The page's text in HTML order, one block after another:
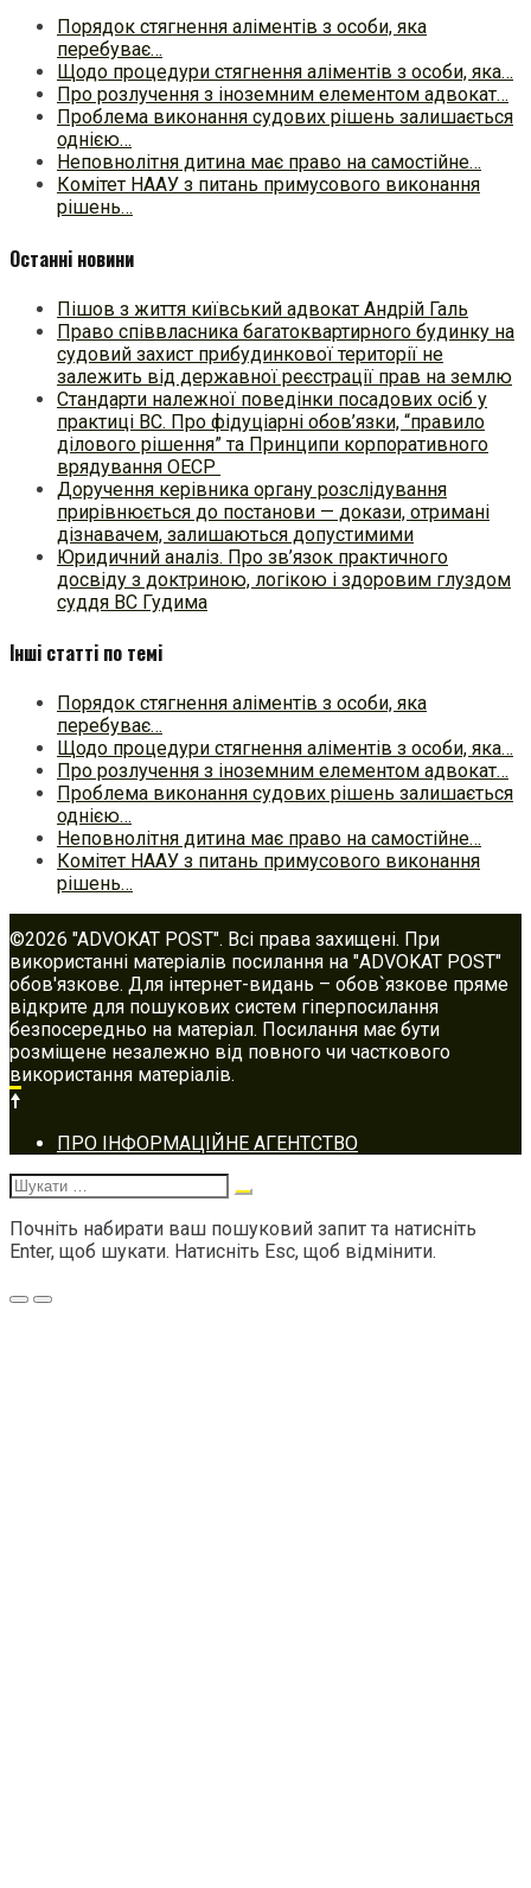
Порядок стягнення аліментів з особи, яка
перебуває…
Щодо процедури стягнення аліментів з особи, яка…
Про розлучення з іноземним елементом адвокат…
Проблема виконання судових рішень залишається
однією…
Неповнолітня дитина має право на самостійне…
Комітет НААУ з питань примусового виконання
рішень…
Останні новини
Пішов з життя київський адвокат Андрій Галь
Право співвласника багатоквартирного будинку на
судовий захист прибудинкової території не
залежить від державної реєстрації прав на землю
Стандарти належної поведінки посадових осіб у
практиці ВC. Про фідуціарні обов’язки, “правило
ділового рішення” та Принципи корпоративного
врядування ОЕСР
Доручення керівника органу розслідування
прирівнюється до постанови — докази, отримані
дізнавачем, залишаються допустимими
Юридичний аналіз. Про зв’язок практичного
досвіду з доктриною, логікою і здоровим глуздом
суддя ВС Гудима
Інші статті по темі
Порядок стягнення аліментів з особи, яка
перебуває…
Щодо процедури стягнення аліментів з особи, яка…
Про розлучення з іноземним елементом адвокат…
Проблема виконання судових рішень залишається
однією…
Неповнолітня дитина має право на самостійне…
Комітет НААУ з питань примусового виконання
рішень…
©2026 "ADVOKAT POST". Всі права захищені. При
використанні матеріалів посилання на "ADVOKAT POST"
обов'язкове. Для інтернет-видань – обов`язкове пряме
відкрите для пошукових систем гіперпосилання
безпосередньо на матеріал. Посилання має бути
розміщене незалежно від повного чи часткового
використання матеріалів.
Footer
navigation
ПРО ІНФОРМАЦІЙНЕ АГЕНТСТВО
Шукати:
Почніть набирати ваш пошуковий запит та натисніть
Enter, щоб шукати. Натисніть Esc, щоб відмінити.
Меню